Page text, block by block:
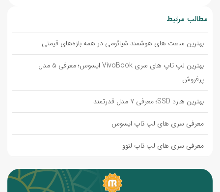
مطالب مرتبط
بهترین ساعت های هوشمند شیائومی در همه بازه‌های قیمتی
بهترین لپ تاپ های سری VivoBook ایسوس؛ معرفی ۵ مدل
پرفروش
بهترین هارد SSD؛ معرفی ۷ مدل قدرتمند
معرفی سری های لپ تاپ ایسوس
معرفی سری های لپ تاپ لنوو